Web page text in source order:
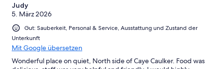
Judy
5. März 2026
Gut: Sauberkeit, Personal & Service, Ausstattung und Zustand der
Unterkunft
Mit Google übersetzen
Wonderful place on quiet, North side of Caye Caulker. Food was